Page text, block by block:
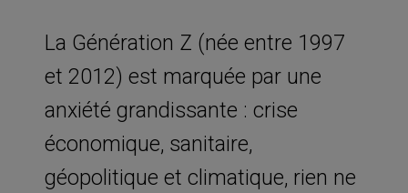
La Génération Z (née entre 1997
et 2012) est marquée par une
anxiété grandissante : crise
économique, sanitaire,
géopolitique et climatique, rien ne